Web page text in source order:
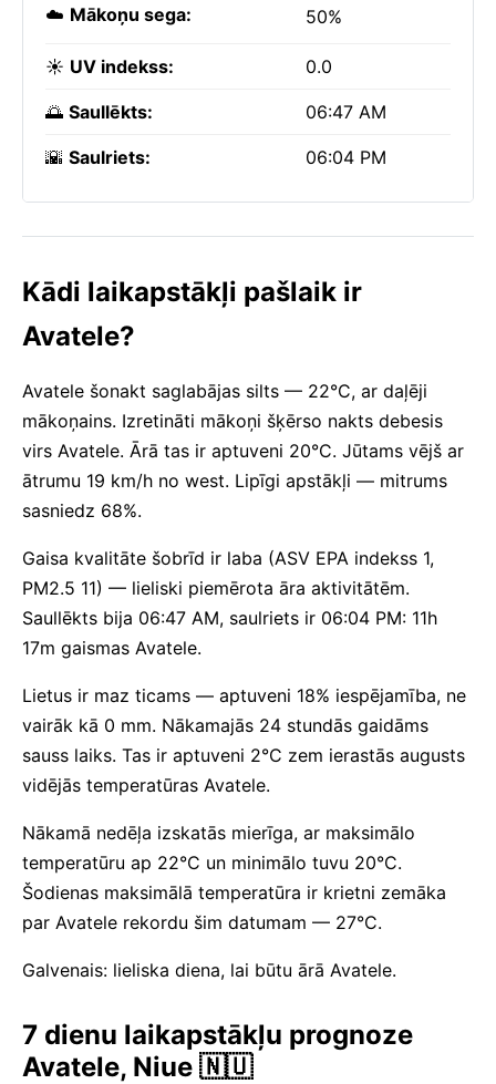
☁️ Mākoņu sega: 50%
☀️ UV indekss: 0.0
🌅 Saullēkts: 06:47 AM
🌇 Saulriets: 06:04 PM
Kādi laikapstākļi pašlaik ir
Avatele?
Avatele šonakt saglabājas silts — 22°C, ar daļēji
mākoņains. Izretināti mākoņi šķērso nakts debesis
virs Avatele. Ārā tas ir aptuveni 20°C. Jūtams vējš ar
ātrumu 19 km/h no west. Lipīgi apstākļi — mitrums
sasniedz 68%.
Gaisa kvalitāte šobrīd ir laba (ASV EPA indekss 1,
PM2.5 11) — lieliski piemērota āra aktivitātēm.
Saullēkts bija 06:47 AM, saulriets ir 06:04 PM: 11h
17m gaismas Avatele.
Lietus ir maz ticams — aptuveni 18% iespējamība, ne
vairāk kā 0 mm. Nākamajās 24 stundās gaidāms
sauss laiks. Tas ir aptuveni 2°C zem ierastās augusts
vidējās temperatūras Avatele.
Nākamā nedēļa izskatās mierīga, ar maksimālo
temperatūru ap 22°C un minimālo tuvu 20°C.
Šodienas maksimālā temperatūra ir krietni zemāka
par Avatele rekordu šim datumam — 27°C.
Galvenais: lieliska diena, lai būtu ārā Avatele.
7 dienu laikapstākļu prognoze
Avatele, Niue 🇳🇺